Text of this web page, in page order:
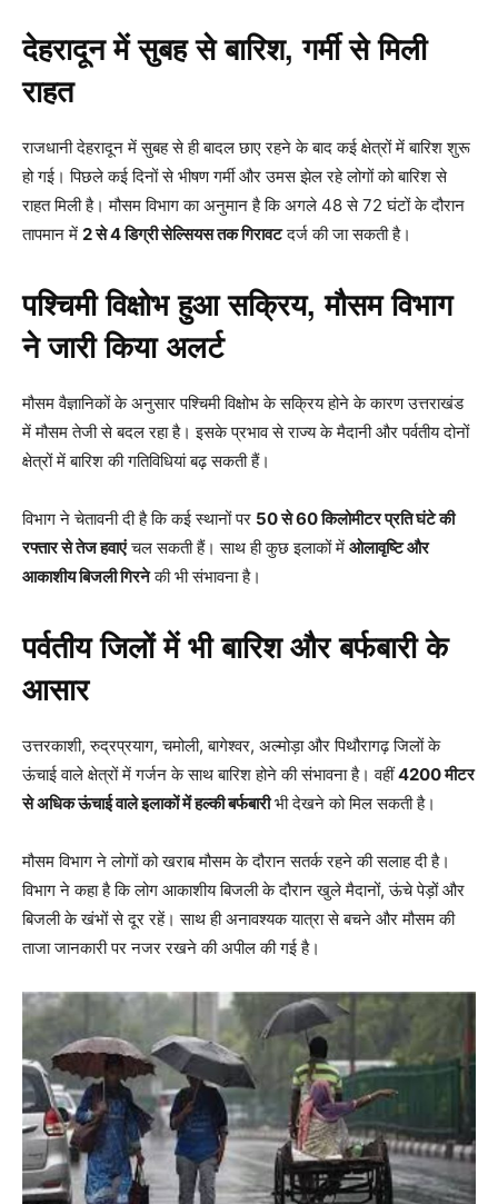
देहरादून में सुबह से बारिश, गर्मी से मिली
राहत
राजधानी देहरादून में सुबह से ही बादल छाए रहने के बाद कई क्षेत्रों में बारिश शुरू
हो गई। पिछले कई दिनों से भीषण गर्मी और उमस झेल रहे लोगों को बारिश से
राहत मिली है। मौसम विभाग का अनुमान है कि अगले 48 से 72 घंटों के दौरान
तापमान में 2 से 4 डिग्री सेल्सियस तक गिरावटदर्ज की जा सकती है।
पश्चिमी विक्षोभ हुआ सक्रिय, मौसम विभाग
ने जारी किया अलर्ट
मौसम वैज्ञानिकों के अनुसार पश्चिमी विक्षोभ के सक्रिय होने के कारण उत्तराखंड
में मौसम तेजी से बदल रहा है। इसके प्रभाव से राज्य के मैदानी और पर्वतीय दोनों
क्षेत्रों में बारिश की गतिविधियां बढ़ सकती हैं।
विभाग ने चेतावनी दी है कि कई स्थानों पर 50 से 60 किलोमीटर प्रति घंटे की
रफ्तार से तेज हवाएंचल सकती हैं। साथ ही कुछ इलाकों में ओलावृष्टि और
आकाशीय बिजली गिरनेकी भी संभावना है।
पर्वतीय जिलों में भी बारिश और बर्फबारी के
आसार
उत्तरकाशी, रुद्रप्रयाग, चमोली, बागेश्वर, अल्मोड़ा और पिथौरागढ़ जिलों के
ऊंचाई वाले क्षेत्रों में गर्जन के साथ बारिश होने की संभावना है। वहीं4200 मीटर
से अधिक ऊंचाई वाले इलाकों में हल्की बर्फबारीभी देखने को मिल सकती है।
मौसम विभाग ने लोगों को खराब मौसम के दौरान सतर्क रहने की सलाह दी है।
विभाग ने कहा है कि लोग आकाशीय बिजली के दौरान खुले मैदानों, ऊंचे पेड़ों और
बिजली के खंभों से दूर रहें। साथ ही अनावश्यक यात्रा से बचने और मौसम की
ताजा जानकारी पर नजर रखने की अपील की गई है।